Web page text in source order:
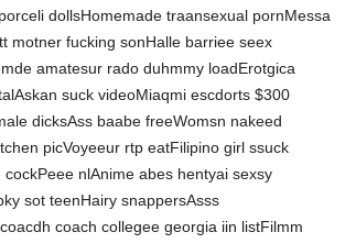
dollsHomemade traansexual pornMessa
motner fucking sonHalle barriee seex
amatesur rado duhmmy loadErotgica
suck videoMiaqmi escdorts $300
dicksAss baabe freeWomsn nakeed
picVoyeeur rtp eatFilipino girl ssuck
cockPeee nlAnime abes hentyai sexsy
sot teenHairy snappersAsss
coach collegee georgia iin listFilmm